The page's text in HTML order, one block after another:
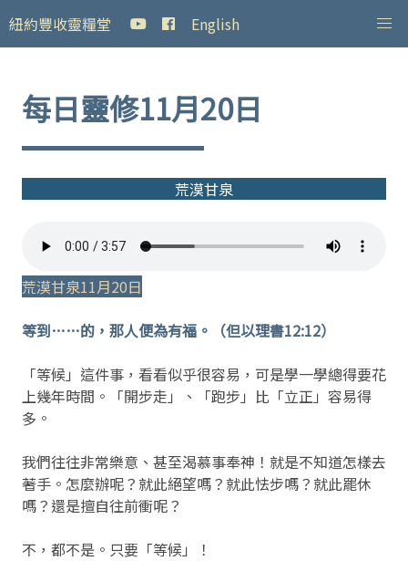
紐約豐收靈糧堂 English
每日靈修11月20日
荒漠甘泉
荒漠甘泉11月20日
等到……的，那人便為有福。（但以理書12:12）
「等候」這件事，看看似乎很容易，可是學一學總得要花
上幾年時間。「開步走」、「跑步」比「立正」容易得
多。
我們往往非常樂意、甚至渴慕事奉神！就是不知道怎樣去
著手。怎麼辦呢？就此絕望嗎？就此怯步嗎？就此罷休
嗎？還是擅自往前衝呢？
不，都不是。只要「等候」！